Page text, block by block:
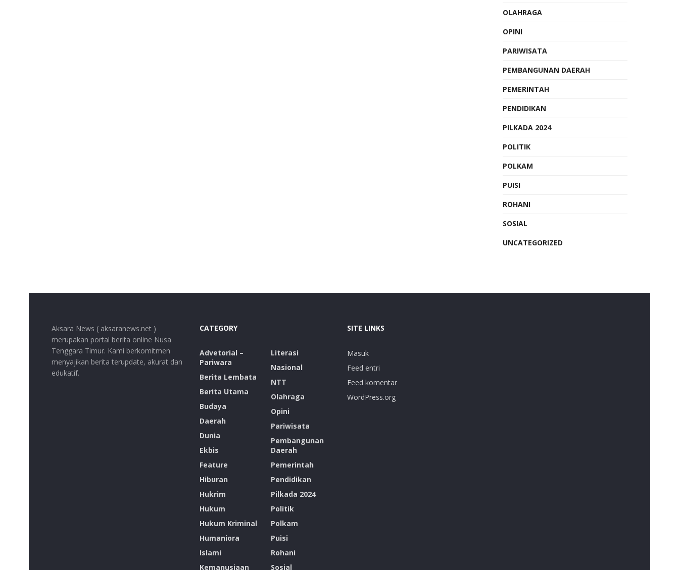
OLAHRAGA
OPINI
PARIWISATA
PEMBANGUNAN DAERAH
PEMERINTAH
PENDIDIKAN
PILKADA 2024
POLITIK
POLKAM
PUISI
ROHANI
SOSIAL
UNCATEGORIZED
Aksara News ( aksaranews.net )
merupakan portal berita online Nusa
Tenggara Timur. Kami berkomitmen
menyajikan berita terupdate, akurat dan
edukatif.
CATEGORY
Advetorial –
Pariwara
Berita Lembata
Berita Utama
Budaya
Daerah
Dunia
Ekbis
Feature
Hiburan
Hukrim
Hukum
Hukum Kriminal
Humaniora
Islami
Kemanusiaan
Literasi
Nasional
NTT
Olahraga
Opini
Pariwisata
Pembangunan
Daerah
Pemerintah
Pendidikan
Pilkada 2024
Politik
Polkam
Puisi
Rohani
Sosial
SITE LINKS
Masuk
Feed entri
Feed komentar
WordPress.org